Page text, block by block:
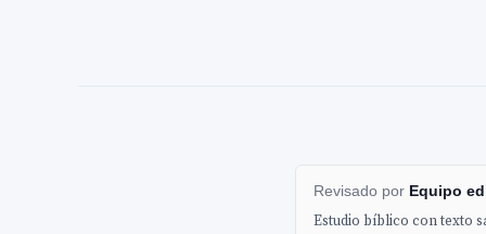
Revisado por Equipo
Estudio bíblico con texto